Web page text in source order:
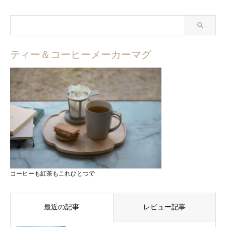
ティー＆コーヒーメーカーマグ
コーヒーも紅茶もこれひとつで
最近の記事 レビュー記事